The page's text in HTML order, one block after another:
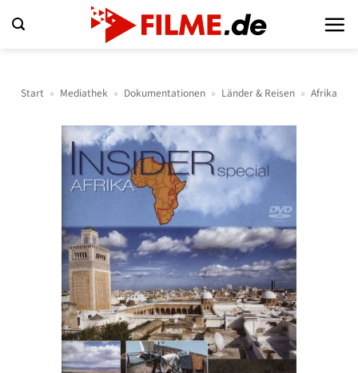
Inhalt
Start » Mediathek » Dokumentationen » Länder & Reisen » Afrika